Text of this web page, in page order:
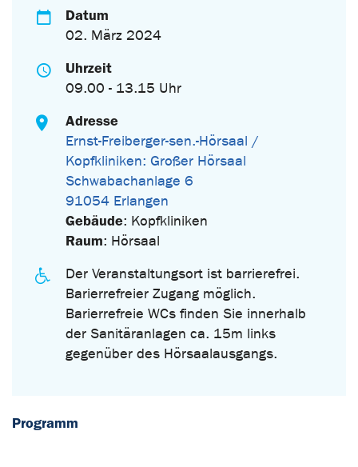
Datum
02. März 2024
Uhrzeit
09.00 - 13.15 Uhr
Adresse
Ernst-Freiberger-sen.-Hörsaal /
Kopfkliniken: Großer Hörsaal
Schwabachanlage 6
91054 Erlangen
Gebäude: Kopfkliniken
Raum: Hörsaal
Der Veranstaltungsort ist barrierefrei.
Barierrefreier Zugang möglich.
Barierrefreie WCs finden Sie innerhalb
der Sanitäranlagen ca. 15m links
gegenüber des Hörsaalausgangs.
Programm